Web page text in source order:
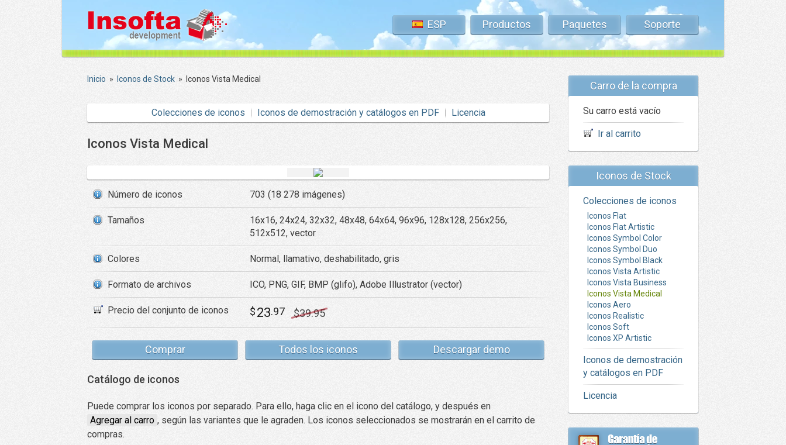
ESP Productos Paquetes Soporte
Inicio » Iconos de Stock » Iconos Vista Medical
Colecciones de iconos Iconos de demostración y catálogos en PDF Licencia
Iconos Vista Medical
Número de iconos 703 (18 278 imágenes)
Tamaños
16x16, 24x24, 32x32, 48x48, 64x64, 96x96, 128x128, 256x256,
512x512, vector
Colores Normal, llamativo, deshabilitado, gris
Formato de archivos ICO, PNG, GIF, BMP (glifo), Adobe Illustrator (vector)
Precio del conjunto de iconos $23.97 $39.95
Comprar Todos los iconos Descargar demo
Catálogo de iconos
Puede comprar los iconos por separado. Para ello, haga clic en el icono del catálogo, y después en
Agregar al carro , según las variantes que le agraden. Los iconos seleccionados se mostrarán en el carrito de
compras.
Carro de la compra
Su carro está vacío
Ir al carrito
Iconos de Stock
Colecciones de iconos
Iconos Flat
Iconos Flat Artistic
Iconos Symbol Color
Iconos Symbol Duo
Iconos Symbol Black
Iconos Vista Artistic
Iconos Vista Business
Iconos Vista Medical
Iconos Aero
Iconos Realistic
Iconos Soft
Iconos XP Artistic
Iconos de demostración
y catálogos en PDF
Licencia